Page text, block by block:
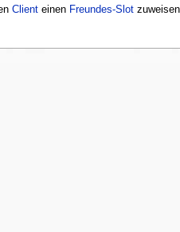
Clienteinen Freundes-Slot